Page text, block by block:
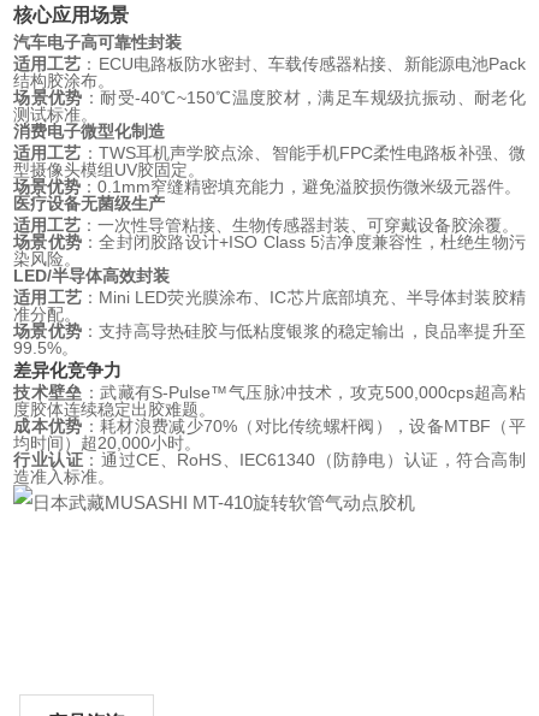
核心应用场景
汽车电子高可靠性封装
适用工艺 ：ECU电路板防水密封、车载传感器粘接、新能源电池Pack
结构胶涂布。
场景优势 ：耐受-40℃~150℃温度胶材，满足车规级抗振动、耐老化
测试标准。
消费电子微型化制造
适用工艺 ：TWS耳机声学胶点涂、智能手机FPC柔性电路板补强、微
型摄像头模组UV胶固定。
场景优势 ：0.1mm窄缝精密填充能力，避免溢胶损伤微米级元器件。
医疗设备无菌级生产
适用工艺 ：一次性导管粘接、生物传感器封装、可穿戴设备胶涂覆。
场景优势 ：全封闭胶路设计+ISO Class 5洁净度兼容性，杜绝生物污
染风险。
LED/半导体高效封装
适用工艺：Mini LED荧光膜涂布、IC芯片底部填充、半导体封装胶精
准分配。
场景优势：支持高导热硅胶与低粘度银浆的稳定输出，良品率提升至
99.5%。
差异化竞争力
技术壁垒 ：武藏有S-Pulse™气压脉冲技术，攻克500,000cps超高粘
度胶体连续稳定出胶难题。
成本优势 ：耗材浪费减少70%（对比传统螺杆阀），设备MTBF（平
均时间）超20,000小时。
行业认证 ：通过CE、RoHS、IEC61340（防静电）认证，符合高制
造准入标准。